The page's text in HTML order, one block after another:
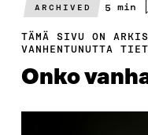
ARCHIVED 5 min
TÄMÄ SIVU ON
VANHENTUNUTTA
Onko